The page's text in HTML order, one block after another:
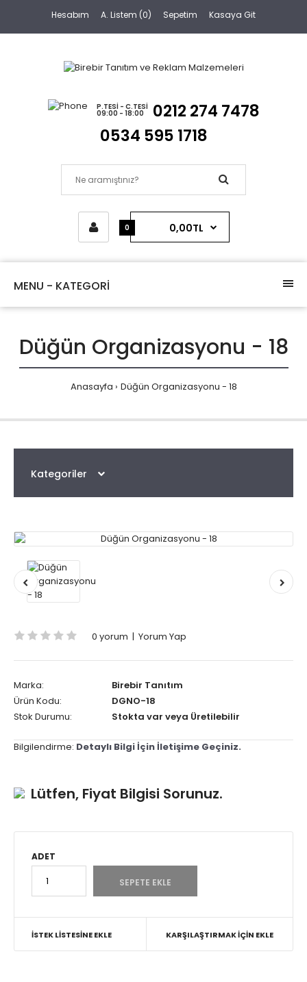
Hesabım A. Listem (0) Sepetim Kasaya Git
P.TESI - C.TESI
09:00 - 18:00
0212 274 7478
0534 595 1718
0 0,00TL
MENU - KATEGORİ
Düğün Organizasyonu - 18
Anasayfa Düğün Organizasyonu - 18
Kategoriler
0 yorum | Yorum Yap
Marka:
Birebir Tanıtım
Ürün Kodu:
DGNO-18
Stok Durumu:
Stokta var veya Üretilebilir
Bilgilendirme: Detaylı Bilgi İçin İletişime Geçiniz.
Lütfen, Fiyat Bilgisi Sorunuz.
ADET
İSTEK LISTESINE EKLE KARŞILAŞTIRMAK İÇIN EKLE